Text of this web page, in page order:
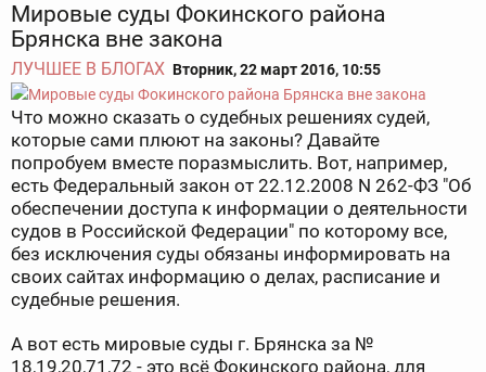
Мировые суды Фокинского района
Брянска вне закона
ЛУЧШЕЕ В БЛОГАХ Вторник, 22 март 2016, 10:55
Что можно сказать о судебных решениях судей,
которые сами плюют на законы? Давайте
попробуем вместе поразмыслить. Вот, например,
есть Федеральный закон от 22.12.2008 N 262-ФЗ "Об
обеспечении доступа к информации о деятельности
судов в Российской Федерации" по которому все,
без исключения суды обязаны информировать на
своих сайтах информацию о делах, расписание и
судебные решения.
А вот есть мировые суды г. Брянска за №
18,19,20,71,72 - это всё Фокинского района, для